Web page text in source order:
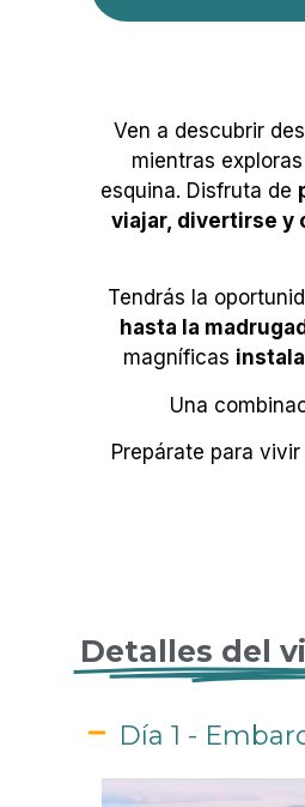
Ven a descubrir
mientras exploras
esquina. Disfruta de
viajar, divertirse y
Tendrás la
hasta la
magníficas
Una
Prepárate para
Detalles del
Día 1 -